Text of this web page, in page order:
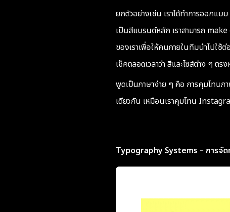
ยกตัวอย่างเช่น เราได้ทำการออกแ
เป็นสีแบรนด์หลัก เราสามารถ
ของเราเพื่อให้คนภายในทีมนำไปใช้
เช็คตลอดเวลาว่า สีและไซส์ต่าง ๆ ตร
พูดเป็นภาษาง่าย ๆ คือ การคุมโทนภ
เดียวกัน เหมือนเราคุมโทน
Typography Systems – การจั